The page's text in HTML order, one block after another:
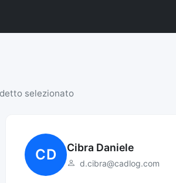
selezionato
CD Cibra Daniele
d.cibra@cadlog.com